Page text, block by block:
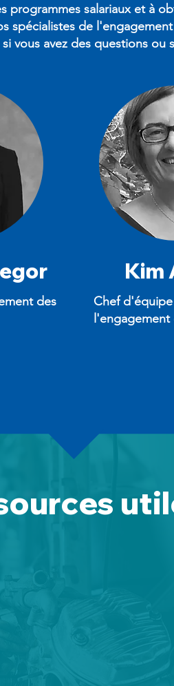
programmes salariaux et à
spécialistes de
vous avez des questions ou
des
Kim
Chef